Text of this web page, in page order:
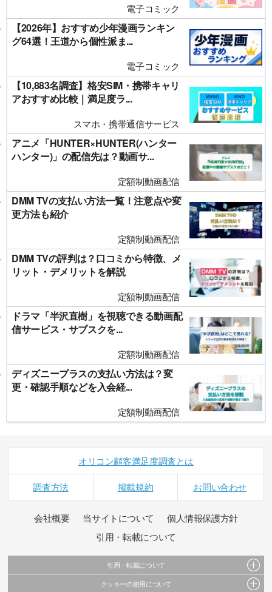
電子コミック
【2026年】おすすめ少年漫画ランキン
グ64選！王道から個性派ま...
電子コミック
【10,883名調査】格安SIM・携帯キャリ
アおすすめ比較｜満足度ラ...
スマホ・携帯通信サービス
アニメ「HUNTER×HUNTER(ハンター
ハンター)」の配信先は？動画サ...
定額制動画配信
DMM TVの支払い方法一覧！注意点や変
更方法も紹介
定額制動画配信
DMM TVの評判は？口コミから特徴、メ
リット・デメリットを解説
定額制動画配信
ドラマ「半沢直樹」を視聴できる動画配
信サービス・サブスクを...
定額制動画配信
ディズニープラスの支払い方法は？変
更・確認手順などを入会経...
定額制動画配信
オリコン顧客満足度調査とは
調査方法 掲載規約 お問い合わせ
会社概要 当サイトについて
個人情報保護方針
引用・転載について
引用・転載について
当サイトで公開されている情報（文字、写真、イラスト、画像データ等）及びこれらの配
クッキーの使用について